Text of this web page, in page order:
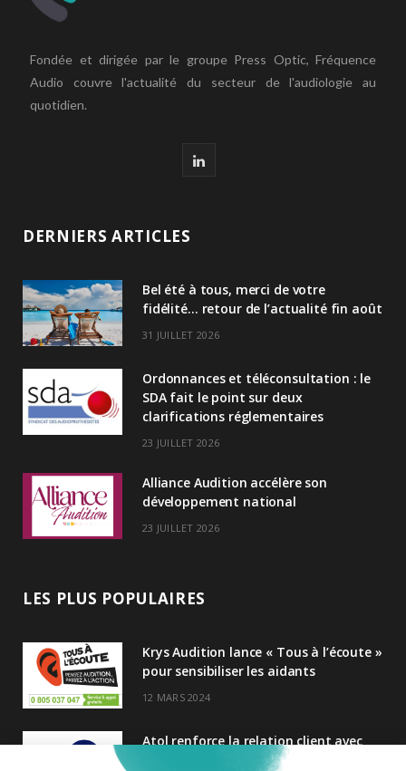
Fondée et dirigée par le groupe Press Optic, Fréquence
Audio couvre l'actualité du secteur de l'audiologie au
quotidien.
L
e
n
DERNIERS ARTICLES
Bel été à tous, merci de votre
fidélité… retour de l’actualité fin août
31 JUILLET 2026
Ordonnances et téléconsultation : le
SDA fait le point sur deux
clarifications réglementaires
23 JUILLET 2026
Alliance Audition accélère son
développement national
23 JUILLET 2026
LES PLUS POPULAIRES
Krys Audition lance « Tous à l’écoute »
pour sensibiliser les aidants
12 MARS 2024
Atol renforce la relation client avec
une nouvelle campagne axée sur la